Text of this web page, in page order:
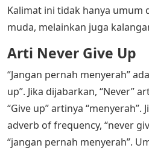
Kalimat ini tidak hanya umum
muda, melainkan juga
Arti Never Give Up
“Jangan pernah menyerah”
up”. Jika dijabarkan, “Never”
“Give up” artinya “menyerah”.
adverb of frequency, “never
“jangan pernah menyerah”.